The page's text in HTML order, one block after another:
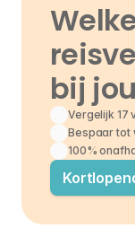
bij
Vergelijk 17
Bespaar tot
100%